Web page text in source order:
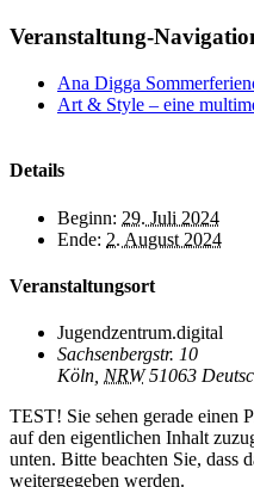
Facebook
X
Reddit
LinkedIn
WhatsApp
Telegram
Tumblr
Pinterest
Vk
Xing
E-
Veranstaltung-
Ana Digga
Art & Style – eine
Details
Beginn: 29. Juli 2024
Ende: 2. August 2024
Veranstaltungsort
Jugendzentrum.digital
Sachsenbergstr. 10
Köln NRW 51063
TEST! Sie sehen gerade einen
auf den eigentlichen Inhalt
unten. Bitte beachten Sie, dass
weitergegeben werden.